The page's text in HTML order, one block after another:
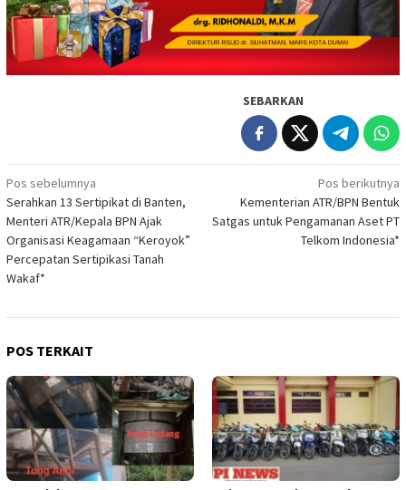
SEBARKAN
Navigasi
pos
Pos sebelumnya
Serahkan 13 Sertipikat di Banten,
Menteri ATR/Kepala BPN Ajak
Organisasi Keagamaan “Keroyok”
Percepatan Sertipikasi Tanah
Wakaf*
Pos berikutnya
Kementerian ATR/BPN Bentuk
Satgas untuk Pengamanan Aset PT
Telkom Indonesia*
POS TERKAIT